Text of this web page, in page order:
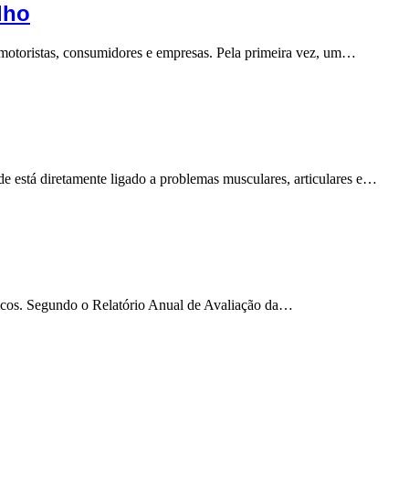
consumidores e empresas. Pela primeira vez, um…
está diretamente ligado a problemas musculares, articulares e…
Segundo o Relatório Anual de Avaliação da…